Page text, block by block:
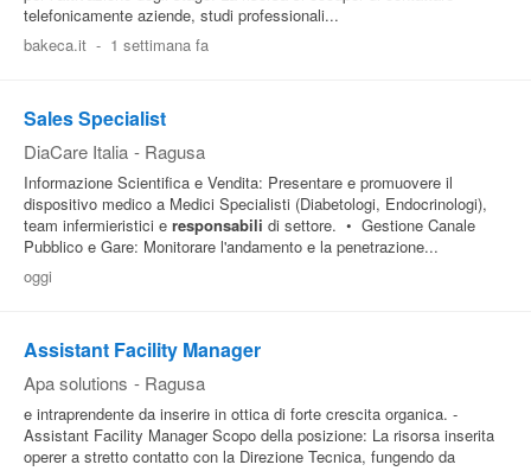
telefonicamente aziende, studi professionali...
bakeca.it - 1 settimana fa
Sales Specialist
DiaCare Italia - Ragusa
Informazione Scientifica e Vendita: Presentare e promuovere il
dispositivo medico a Medici Specialisti (Diabetologi, Endocrinologi),
team infermieristici e responsabili di settore. • Gestione Canale
Pubblico e Gare: Monitorare l'andamento e la penetrazione...
oggi
Assistant Facility Manager
Apa solutions - Ragusa
e intraprendente da inserire in ottica di forte crescita organica. -
Assistant Facility Manager Scopo della posizione: La risorsa inserita
operer a stretto contatto con la Direzione Tecnica, fungendo da